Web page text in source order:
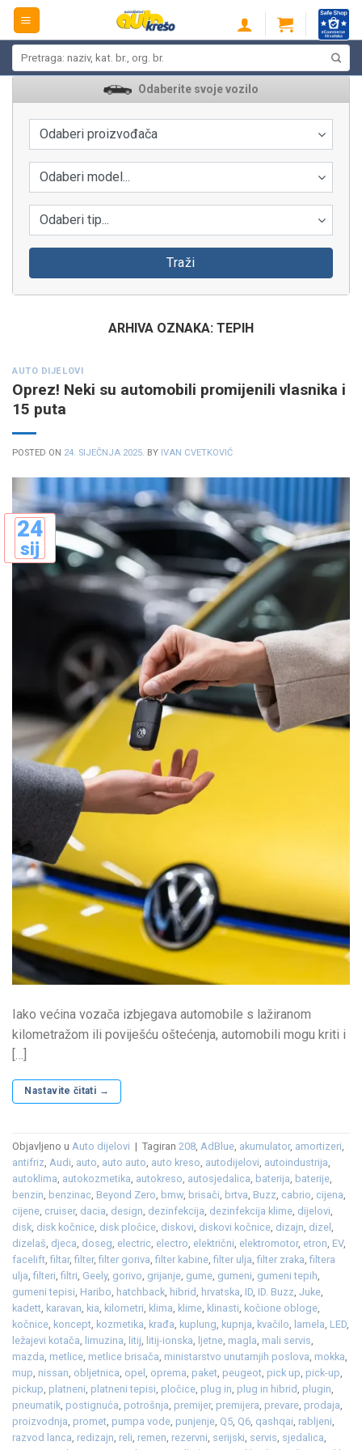
Skip
content
Odaberite svoje vozilo
Odaberi proizvođača
Odaberi model...
Odaberi tip...
Traži
ARHIVA OZNAKA: TEPIH
AUTO DIJELOVI
Oprez! Neki su automobili promijenili vlasnika i
15 puta
POSTED ON 24. SIJEČNJA 2025. BY IVAN CVETKOVIĆ
24
sij
Iako većina vozača izbjegava automobile s lažiranom
kilometražom ili poviješću oštećenja, automobili mogu kriti i
[…]
Nastavite čitati →
Objavljeno u Auto dijelovi | Tagiran 208, AdBlue, akumulator, amortizeri,
antifriz, Audi, auto, auto auto, auto kreso, autodijelovi, autoindustrija,
autoklima, autokozmetika, autokreso, autosjedalica, baterija, baterije,
benzin, benzinac, Beyond Zero, bmw, brisači, brtva, Buzz, cabrio, cijena,
cijene, cruiser, dacia, design, dezinfekcija, dezinfekcija klime, dijelovi,
disk, disk kočnice, disk pločice, diskovi, diskovi kočnice, dizajn, dizel ,
dizelaš, djeca, doseg, electric, electro, električni, elektromotor, etron, EV,
facelift,filtar,filter,filter goriva,filter kabine,filter ulja,filter zraka,filtera
ulja,filteri,filtri, Geely, gorivo, grijanje, gume, gumeni, gumeni tepih,
gumeni tepisi, Haribo, hatchback, hibrid, hrvatska, ID, ID. Buzz, Juke,
kadett, karavan, kia, kilometri, klima, klime, klinasti, kočione obloge,
kočnice, koncept, kozmetika, krađa, kuplung, kupnja, kvačilo, lamela, LED,
ležajevi kotača, limuzina, litij, litij-ionska, ljetne, magla, mali servis,
mazda, metlice, metlice brisača, ministarstvo unutarnjih poslova, mokka,
mup, nissan, obljetnica, opel , oprema, paket, peugeot, pick up, pick-up,
pickup, platneni, platneni tepisi, pločice, plug in, plug in hibrid, plugin,
pneumatik, postignuća, potrošnja, premijer, premijera, prevare, prodaja,
proizvodnja, promet, pumpa vode, punjenje, Q5, Q6, qashqai, rabljeni,
razvod lanca, redizajn, reli, remen, rezervni, serijski, servis, sjedalica,